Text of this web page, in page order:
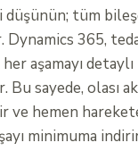
düşünün; tüm
Dynamics 365,
aşamayı
Bu sayede, olası
ve hemen
minimuma